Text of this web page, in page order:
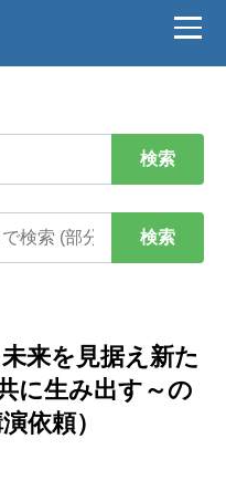
検索
検索
来を見据え新た
に生み出す～の
依頼）